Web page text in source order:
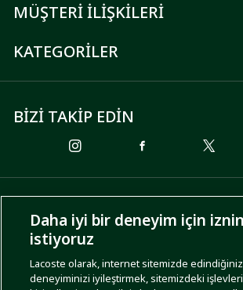
MÜŞTERİ İLİŞKİLERİ
KATEGORİLER
BİZİ TAKİP EDİN
ÖDEME SEÇENEKLERİ
KARGO SEÇENEKLERİ
Daha iyi bir deneyim için
istiyoruz
Lacoste olarak, internet sitemizde edindiğiniz
deneyiminizi iyileştirmek, sitemizdeki işlevleri